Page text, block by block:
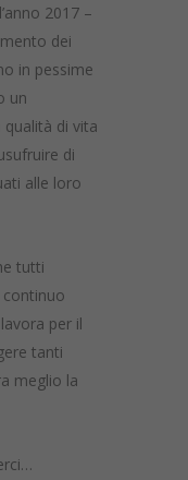
2017 –
dei
in pessime
un
di vita
di
alle loro
tutti
per il
tanti
meglio la